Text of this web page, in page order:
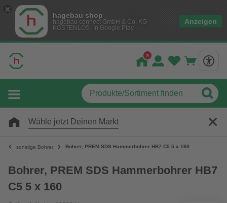
hagebau shop
hagebau connect GmbH & Co. KG
KOSTENLOS- In Google Play
Anzeigen
Wähle jetzt Deinen Markt
sonstige Bohrer Bohrer, PREM SDS Hammerbohrer HB7 C5 5 x 160
Bohrer, PREM SDS Hammerbohrer HB7
C5 5 x 160